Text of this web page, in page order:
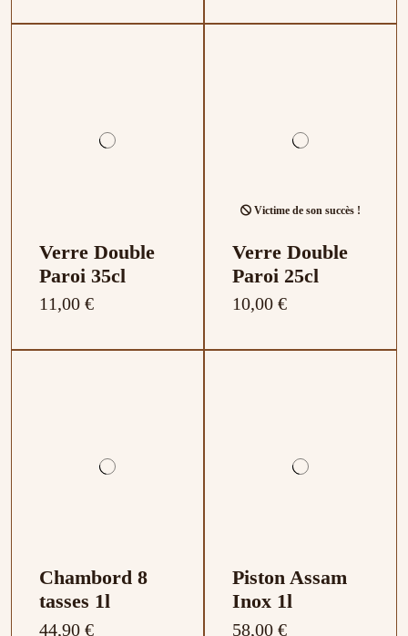
Verre Double
Paroi 35cl
11,00 €
Victime de son succès !
Verre Double
Paroi 25cl
10,00 €
Chambord 8
tasses 1l
44,90 €
Piston Assam
Inox 1l
58,00 €